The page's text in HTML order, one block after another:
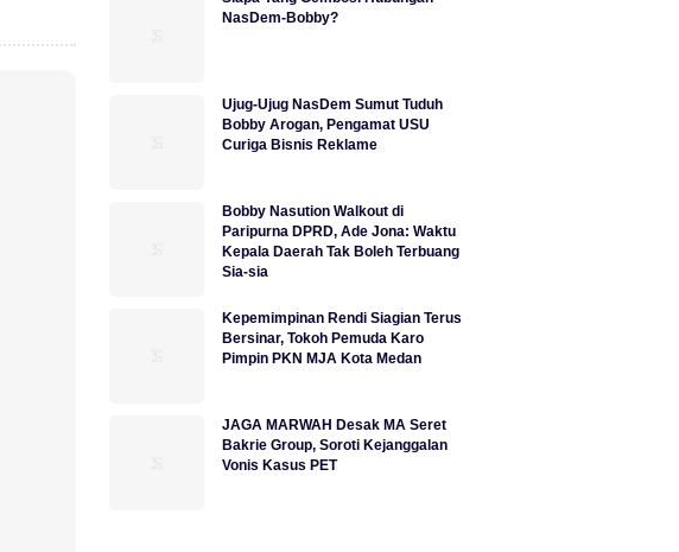
NasDem-Bobby?
Ujug-Ujug NasDem Sumut Tuduh
Bobby Arogan, Pengamat USU
Curiga Bisnis Reklame
Bobby Nasution Walkout di
Paripurna DPRD, Ade Jona: Waktu
Kepala Daerah Tak Boleh Terbuang
Sia-sia
Kepemimpinan Rendi Siagian Terus
Bersinar, Tokoh Pemuda Karo
Pimpin PKN MJA Kota Medan
JAGA MARWAH Desak MA Seret
Bakrie Group, Soroti Kejanggalan
Vonis Kasus PET